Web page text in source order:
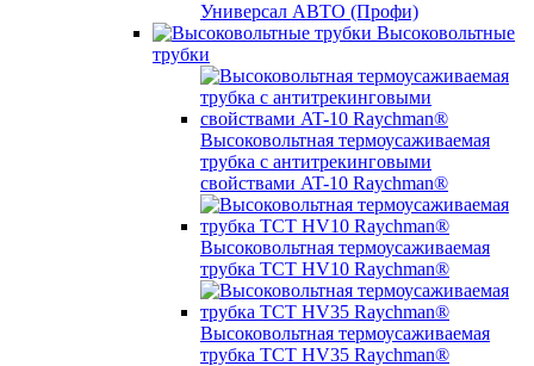
Универсал АВТО (Профи)
Высоковольтные
трубки
Высоковольтная термоусаживаемая
трубка с антитрекинговыми
свойствами AT-10 Raychman®
Высоковольтная термоусаживаемая
трубка TCT HV10 Raychman®
Высоковольтная термоусаживаемая
трубка TCT HV35 Raychman®